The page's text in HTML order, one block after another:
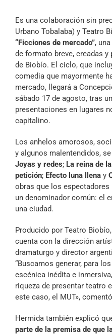
Es una colaboración sin
Urbano Tobalaba) y Teatro
“Ficciones de mercado”,
de formato breve, creadas
de Biobío. El ciclo, que
comedia que mayormente
mercado, llegará a
sábado 17 de agosto, tras
presentaciones en lugares
capitalino.
Los anhelos amorosos,
y algunos malentendidos,
Joyas y redes; La reina de
petición; Efecto luna llena y
obras que los
un denominador común: el
una ciudad.
Producido por Teatro
cuenta con la dirección
dramaturgo y director
“Buscamos generar, para
escénica inédita e
riqueza de presentar teatro
este caso, el MUT»,
Hermida también explicó
parte de la premisa de que